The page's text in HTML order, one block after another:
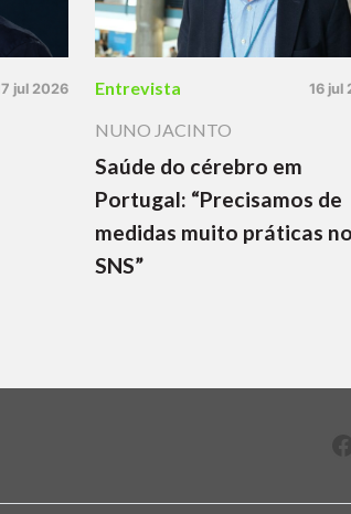
jul 2026 Entrevista 16 jul
NUNO JACINTO
Saúde do cérebro em
Portugal: “Precisamos de
medidas muito práticas no
SNS”